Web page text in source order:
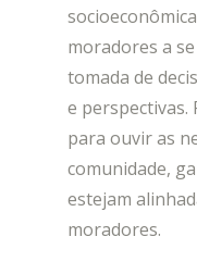
moradores a
tomada de
e perspectivas.
para ouvir as
comunidade,
estejam
moradores.